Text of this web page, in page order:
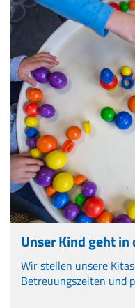
Unser Kind geht in
Wir stellen unsere
Betreuungszeiten und